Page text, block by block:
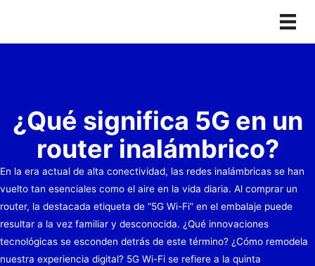
contenido
¿Qué significa 5G en un
router inalámbrico?
En la era actual de alta conectividad, las redes inalámbricas se han
vuelto tan esenciales como el aire en la vida diaria. Al comprar un
router, la destacada etiqueta de “5G Wi-Fi” en el embalaje puede
resultar a la vez familiar y desconocida. ¿Qué innovaciones
tecnológicas se esconden detrás de este término? ¿Cómo remodela
nuestra experiencia digital? 5G Wi-Fi se refiere a la quinta